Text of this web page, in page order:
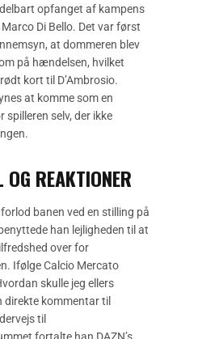
opfanget af kampens
Di Bello. Det var først
at dommeren blev
på hændelsen, hvilket
kort til D’Ambrosio.
at komme som en
spilleren selv, der ikke
OG REAKTIONER
forlod banen ved en stilling på
han lejligheden til at
over for
Ifølge Calcio Mercato
skulle jeg ellers
direkte kommentar til
til